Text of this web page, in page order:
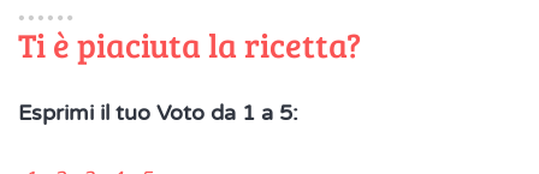
Ti è piaciuta la ricetta?
Esprimi il tuo Voto da 1 a 5: